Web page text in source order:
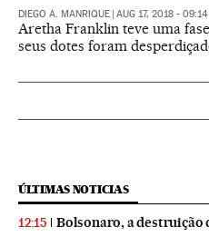
DIEGO A. MANRIQUE AUG 17, 2018 - 09:14
Aretha Franklin teve uma
seus dotes foram
ÚLTIMAS NOTICIAS
12:15 Bolsonaro, a destruição